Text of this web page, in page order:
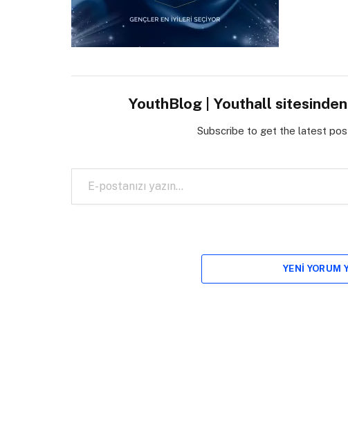
YouthBlog | Youthall
Subscribe to get the latest
E-postanızı yazın…
YENI YORUM